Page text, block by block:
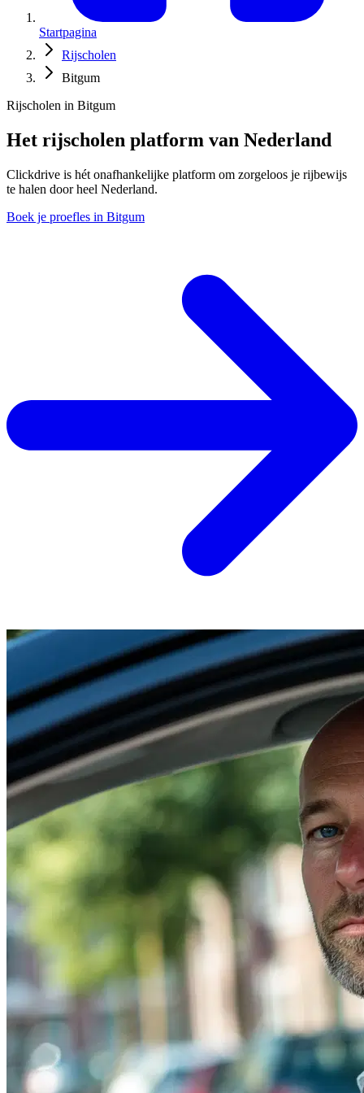
Startpagina
Rijscholen
Bitgum
Rijscholen in Bitgum
Het rijscholen platform van Nederland
Clickdrive is hét onafhankelijke platform om zorgeloos je rijbewijs
te halen door heel Nederland.
Boek je proefles in Bitgum